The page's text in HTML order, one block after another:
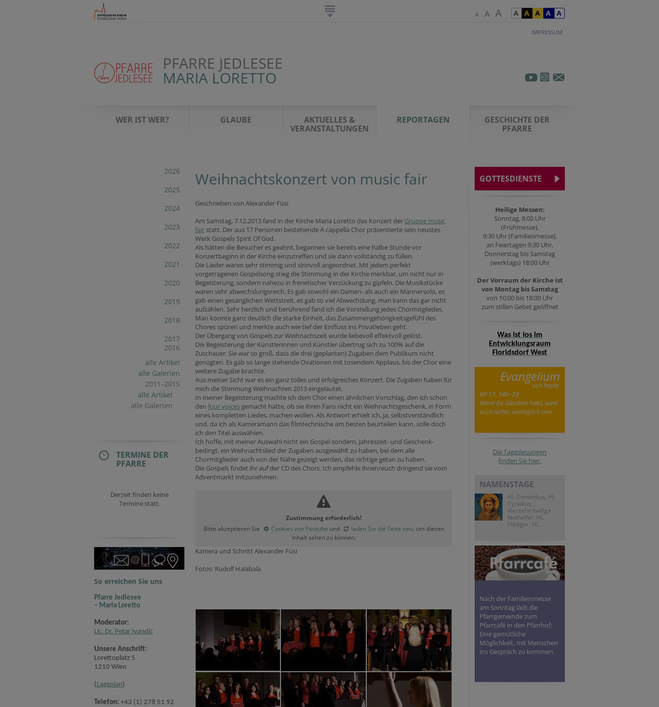
IMPRESSUM
PFARRE JEDLESEE
MARIA LORETTO
WER IST WER? GLAUBE
AKTUELLES &
VERANSTALTUNGEN
REPORTAGEN
GESCHICHTE DER
PFARRE
2026
2025
2024
2023
2022
2021
2020
2019
2018
2017
2016
alle Artikel
alle Galerien
2011–2015
alle Artikel
alle Galerien
TERMINE DER
PFARRE
Derzeit finden keine
Termine statt.
So erreichen Sie uns
Pfarre Jedlesee
– Maria Loretto
Moderator:
Lic. Dr. Petar Ivandić
Unsere Anschrift:
Lorettoplatz 5
1210 Wien
(Lageplan)
Telefon: +43 (1) 278 51 92
Weihnachtskonzert von music fair
Geschrieben von Alexander Füsi
Am Samstag, 7.12.2013 fand in der Kirche Maria Loretto das Konzert der Gruppe music
fair statt. Der aus 17 Personen bestehende A cappella Chor präsentierte sein neustes
Werk Gospels Spirit Of God.
Als hätten die Besucher es geahnt, begannen sie bereits eine halbe Stunde vor
Konzertbeginn in der Kirche einzutreffen und sie dann vollständig zu füllen.
Die Lieder waren sehr stimmig und sinnvoll angeordnet. Mit jedem perfekt
vorgetragenen Gospelsong stieg die Stimmung in der Kirche merkbar, um nicht nur in
Begeisterung, sondern nahezu in frenetischer Verzückung zu gipfeln. Die Musikstücke
waren sehr abwechslungsreich. Es gab sowohl ein Damen- als auch ein Männersolo, es
gab einen gesanglichen Wettstreit, es gab so viel Abwechslung, man kann das gar nicht
aufzählen. Sehr herzlich und berührend fand ich die Vorstellung jedes Chormitgliedes.
Man konnte ganz deutlich die starke Einheit, das Zusammengehörigkeitsgefühl des
Chores spüren und merkte auch wie tief der Einfluss ins Privatleben geht.
Der Übergang von Gospels zur Weihnachszeit wurde liebevoll effektvoll gelöst.
Die Begeisterung der Künstlerinnen und Künstler übertrug sich zu 100% auf die
Zuschauer. Sie war so groß, dass die drei (geplanten) Zugaben dem Publikum nicht
genügten. Es gab so lange stehende Ovationen mit tosendem Applaus, bis der Chor eine
weitere Zugabe brachte.
Aus meiner Sicht war es ein ganz tolles und erfolgreiches Konzert. Die Zugaben haben für
mich die Stimmung Weihnachten 2013 eingeläutet.
In meiner Begeisterung machte ich dem Chor einen ähnlichen Vorschlag, den ich schon
den four voices gemacht hatte, ob sie ihren Fans nicht ein Weihnachtsgeschenk, in Form
eines kompletten Liedes, machen wollen. Als Antwort erhielt ich, ja, selbstverständlich
und, da ich als Kameramann das filmtechnische am besten beurteilen kann, solle doch
ich den Titel auswählen.
Ich hoffe, mit meiner Auswahl nicht ein Gospel sondern, Jahreszeit- und Geschenk-
bedingt, ein Weihnachtslied der Zugaben ausgewählt zu haben, bei dem alle
Chormitglieder auch von der Nähe gezeigt werden, das richtige getan zu haben.
Die Gospels findet ihr auf der CD des Chors. Ich empfehle ihnen/euch dringend sie vom
Adventmarkt mitzunehmen.
Zustimmung erforderlich!
Bitte akzeptieren Sie
Cookies von Youtube und laden Sie die Seite neu, um diesen
Inhalt sehen zu können.
Kamera und Schnitt Alexander Füsi
Fotos: Rudolf Halabala
GOTTESDIENSTE
Heilige Messen:
Sonntag, 8:00 Uhr
(Frühmesse),
9:30 Uhr (Familienmesse),
an Feiertagen 9:30 Uhr,
Donnerstag bis Samstag
(werktags) 18:00 Uhr
Der Vorraum der Kirche ist
von Montag bis Samstag
von 10:00 bis 18:00 Uhr
zum stillen Gebet geöffnet
Was ist los im
Entwicklungsraum
Floridsdorf West
Evangelium
von heute
Mt 17, 14b–20
Wenn ihr Glauben habt, wird
euch nichts unmöglich sein
Die Tageslesungen
finden Sie hier.
NAMENSTAGE
Hl. Dominikus, Hl.
Cyriakus, ,
Vierzehn heilige
Nothelfer, Hl.
Hildiger, Hl....
Nach der Familienmesse
am Sonntag lädt die
Pfarrgemeinde zum
Pfarrcafé in den Pfarrhof:
Eine gemütliche
Möglichkeit, mit Menschen
ins Gespräch zu kommen.